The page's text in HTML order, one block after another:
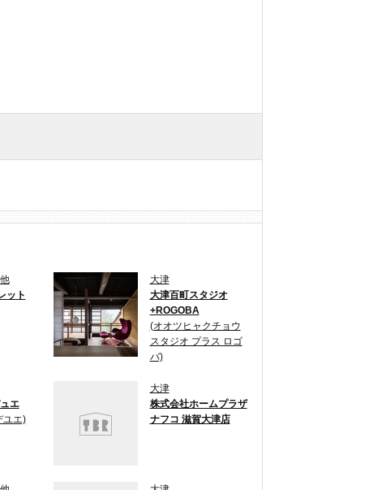
ット
大津
大津百町スタジオ
+ROGOBA
(オオツヒャクチョウ
スタジオ プラス ロゴ
バ)
エ
ユエ)
大津
株式会社ホームプラザ
ナフコ 滋賀大津店